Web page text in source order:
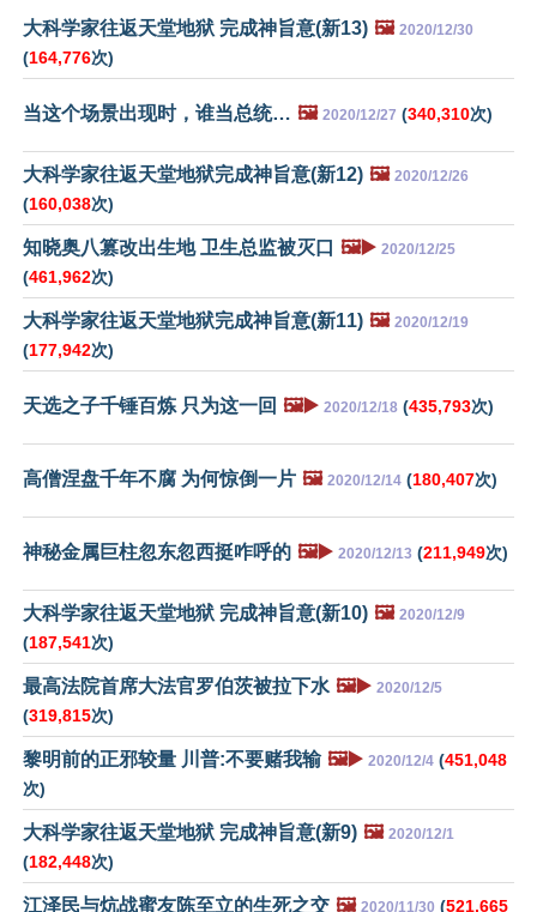
大科学家往返天堂地狱 完成神旨意(新13) 🖼️ 2020/12/30
(164,776次)
当这个场景出现时，谁当总统… 🖼️ 2020/12/27 (340,310次)
大科学家往返天堂地狱完成神旨意(新12) 🖼️ 2020/12/26
(160,038次)
知晓奥八篡改出生地 卫生总监被灭口 🖼️▶️ 2020/12/25
(461,962次)
大科学家往返天堂地狱完成神旨意(新11) 🖼️ 2020/12/19
(177,942次)
天选之子千锤百炼 只为这一回 🖼️▶️ 2020/12/18 (435,793次)
高僧涅盘千年不腐 为何惊倒一片 🖼️ 2020/12/14 (180,407次)
神秘金属巨柱忽东忽西挺咋呼的 🖼️▶️ 2020/12/13 (211,949次)
大科学家往返天堂地狱 完成神旨意(新10) 🖼️ 2020/12/9
(187,541次)
最高法院首席大法官罗伯茨被拉下水 🖼️▶️ 2020/12/5
(319,815次)
黎明前的正邪较量 川普:不要赌我输 🖼️▶️ 2020/12/4 (451,048
次)
大科学家往返天堂地狱 完成神旨意(新9) 🖼️ 2020/12/1
(182,448次)
江泽民与炕战蜜友陈至立的生死之交 🖼️ 2020/11/30 (521,665